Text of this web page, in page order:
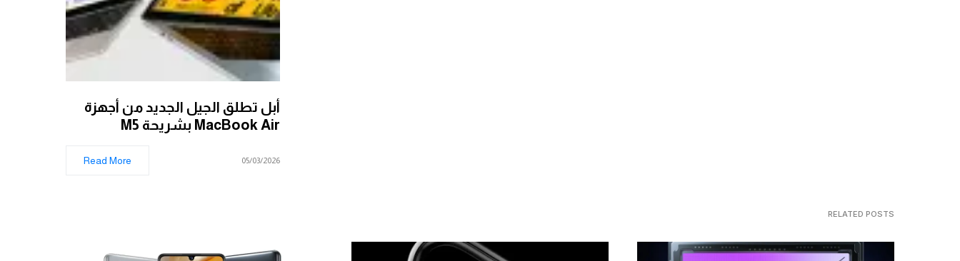
أبل تطلق الجيل الجديد من أجهزة
MacBook Air بشريحة M5
05/03/2026
Read More
RELATED POSTS